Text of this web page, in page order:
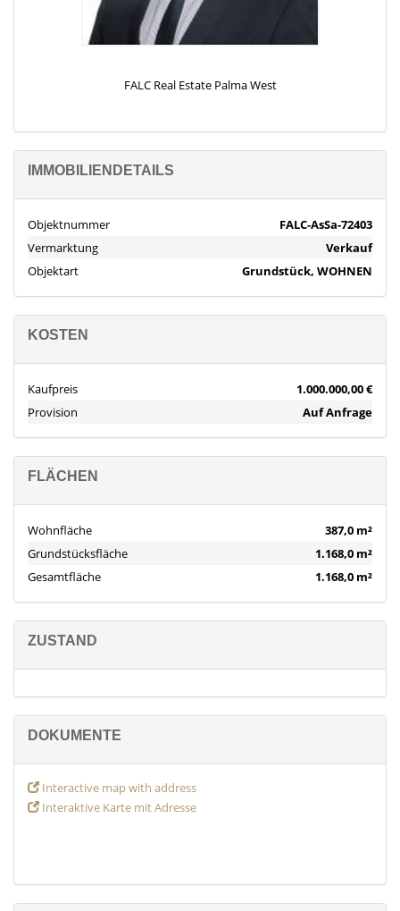
FALC Real Estate Palma West
IMMOBILIENDETAILS
Objektnummer
FALC-AsSa-72403
Vermarktung
Verkauf
Objektart
Grundstück, WOHNEN
KOSTEN
Kaufpreis
1.000.000,00 €
Provision
Auf Anfrage
FLÄCHEN
Wohnfläche
387,0 m²
Grundstücksfläche
1.168,0 m²
Gesamtfläche
1.168,0 m²
ZUSTAND
DOKUMENTE
Interactive map with address
Interaktive Karte mit Adresse